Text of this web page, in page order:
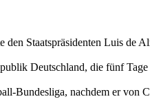
Staatspräsidenten Luis de
Deutschland, die fünf
Bundesliga, nachdem er von